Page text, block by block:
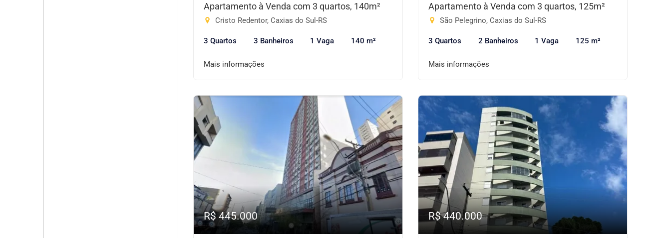
Apartamento à Venda com 3 quartos, 140m²
Cristo Redentor, Caxias do Sul-RS
3 Quartos 3 Banheiros 1 Vaga 140 m²
Mais informações
Apartamento à Venda com 3 quartos, 125m²
São Pelegrino, Caxias do Sul-RS
3 Quartos 2 Banheiros 1 Vaga 125 m²
Mais informações
R$ 445.000 R$ 440.000